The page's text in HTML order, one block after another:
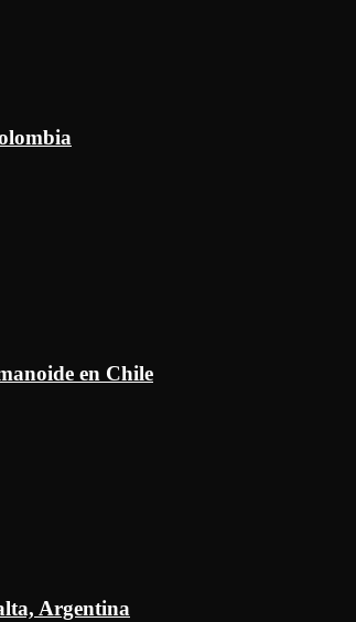
en Chile
Argentina